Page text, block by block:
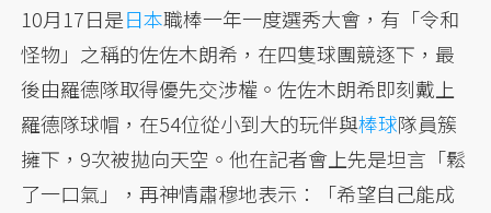
10月17日是日本職棒一年一度選秀大會，有「令和
怪物」之稱的佐佐木朗希，在四隻球團競逐下，最
後由羅德隊取得優先交涉權。佐佐木朗希即刻戴上
羅德隊球帽，在54位從小到大的玩伴與棒球隊員簇
擁下，9次被拋向天空。他在記者會上先是坦言「鬆
了一口氣」，再神情肅穆地表示：「希望自己能成